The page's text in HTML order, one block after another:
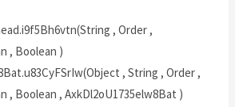
, Order ,
, Boolean )
, String , Order ,
, Boolean , AxkDl2oU1735elw8Bat )